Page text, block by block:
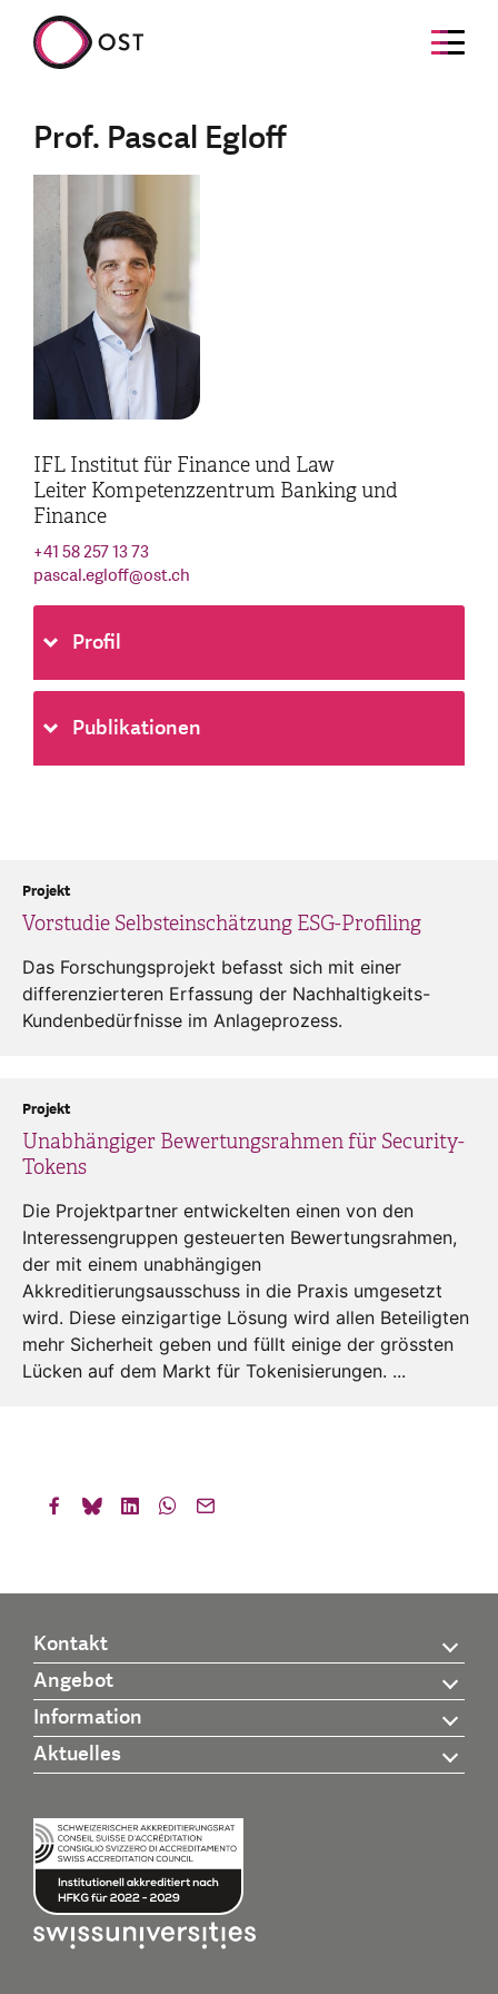
Prof. Pascal Egloff
IFL Institut für Finance und Law
Leiter Kompetenzzentrum Banking und
Finance
+41 58 257 13 73
pascal.egloff@ost.ch
Profil
Publikationen
Vorstudie Selbsteinschätzung ESG-Profiling
Projekt
Das Forschungsprojekt befasst sich mit einer
differenzierteren Erfassung der Nachhaltigkeits-
Kundenbedürfnisse im Anlageprozess.
Unabhängiger Bewertungsrahmen für Security-
Tokens
Projekt
Die Projektpartner entwickelten einen von den
Interessengruppen gesteuerten Bewertungsrahmen,
der mit einem unabhängigen
Akkreditierungsausschuss in die Praxis umgesetzt
wird. Diese einzigartige Lösung wird allen Beteiligten
mehr Sicherheit geben und füllt einige der grössten
Lücken auf dem Markt für Tokenisierungen. ...
Kontakt
Angebot
Information
Aktuelles